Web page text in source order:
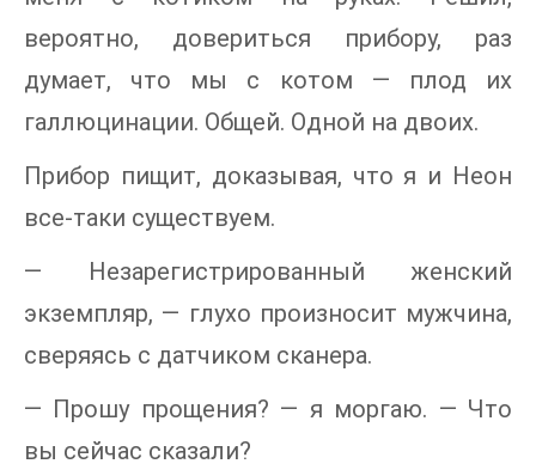
вероятно, довериться прибору, раз
думает, что мы с котом — плод их
галлюцинации. Общей. Одной на двоих.
Прибор пищит, доказывая, что я и Неон
все-таки существуем.
— Незарегистрированный женский
экземпляр, — глухо произносит мужчина,
сверяясь с датчиком сканера.
— Прошу прощения? — я моргаю. — Что
вы сейчас сказали?